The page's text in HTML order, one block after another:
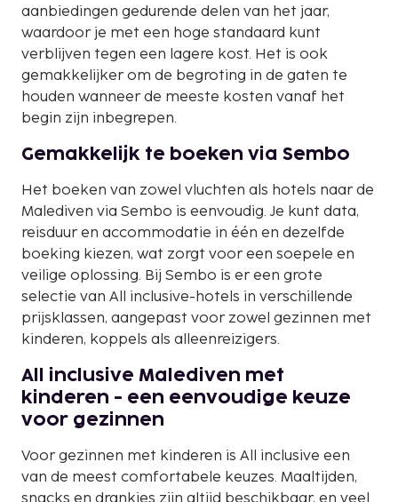
aanbiedingen gedurende delen van het jaar,
waardoor je met een hoge standaard kunt
verblijven tegen een lagere kost. Het is ook
gemakkelijker om de begroting in de gaten te
houden wanneer de meeste kosten vanaf het
begin zijn inbegrepen.
Gemakkelijk te boeken via Sembo
Het boeken van zowel vluchten als hotels naar de
Malediven via Sembo is eenvoudig. Je kunt data,
reisduur en accommodatie in één en dezelfde
boeking kiezen, wat zorgt voor een soepele en
veilige oplossing. Bij Sembo is er een grote
selectie van All inclusive-hotels in verschillende
prijsklassen, aangepast voor zowel gezinnen met
kinderen, koppels als alleenreizigers.
All inclusive Malediven met
kinderen - een eenvoudige keuze
voor gezinnen
Voor gezinnen met kinderen is All inclusive een
van de meest comfortabele keuzes. Maaltijden,